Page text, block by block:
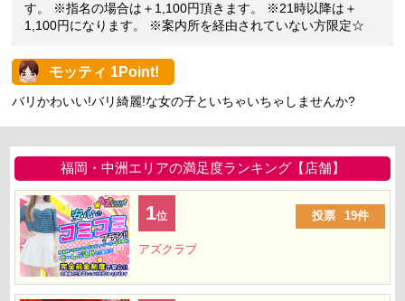
す。 ※指名の場合は＋1,100円頂きます。 ※21時以降は＋
1,100円になります。 ※案内所を経由されていない方限定☆
モッティ 1Point!
バリかわいい!バリ綺麗!な女の子といちゃいちゃしませんか?
福岡・中洲エリアの満足度ランキング【店舗】
1位 投票 19件
アズクラブ